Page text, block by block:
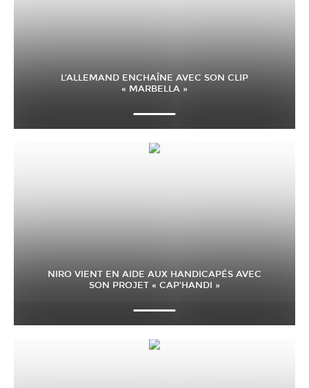
L’ALLEMAND ENCHAÎNE AVEC SON CLIP
« MARBELLA »
NIRO VIENT EN AIDE AUX HANDICAPÉS AVEC
SON PROJET « CAP’HANDI »